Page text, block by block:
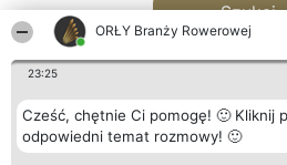
ORŁY Branży Rowerowej
23:25
Cześć, chętnie Ci pomogę! 🙂 Kliknij
odpowiedni temat rozmowy! 🙂
Szukaj